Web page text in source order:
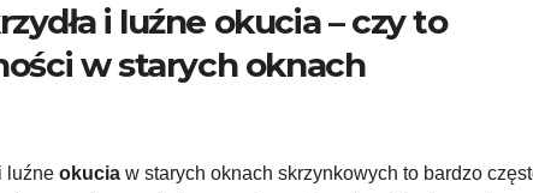
i luźne okucia – czy to
w starych oknach
i luźne okucia w starych oknach skrzynkowych to bardzo